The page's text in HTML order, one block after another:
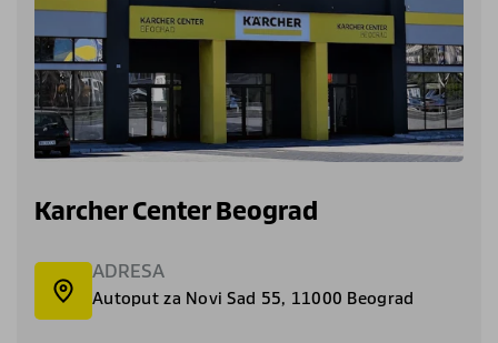
Karcher Center Beograd
ADRESA
Autoput za Novi Sad 55, 11000 Beograd